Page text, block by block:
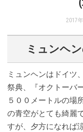
2017
ミュンヘ
ミュンヘンはドイツ
祭典、『オクトーバ
５００メートルの場
の青空がとても綺麗
すが、夕方になれば